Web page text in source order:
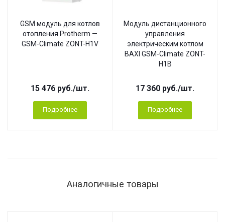
GSM модуль для котлов
отопления Protherm —
GSM-Climate ZONT-H1V
15 476 руб./шт.
Подробнее
Модуль дистанционного
управления
электрическим котлом
BAXI GSM-Climate ZONT-
H1B
17 360 руб./шт.
Подробнее
Аналогичные товары